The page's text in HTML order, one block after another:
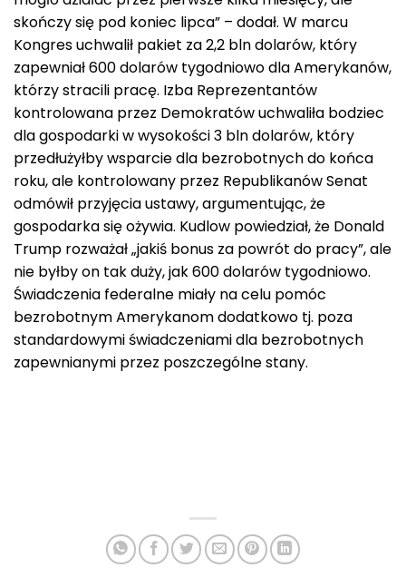
skończy się pod koniec lipca” – dodał. W marcu
Kongres uchwalił pakiet za 2,2 bln dolarów, który
zapewniał 600 dolarów tygodniowo dla Amerykanów,
którzy stracili pracę. Izba Reprezentantów
kontrolowana przez Demokratów uchwaliła bodziec
dla gospodarki w wysokości 3 bln dolarów, który
przedłużyłby wsparcie dla bezrobotnych do końca
roku, ale kontrolowany przez Republikanów Senat
odmówił przyjęcia ustawy, argumentując, że
gospodarka się ożywia. Kudlow powiedział, że Donald
Trump rozważał „jakiś bonus za powrót do pracy”, ale
nie byłby on tak duży, jak 600 dolarów tygodniowo.
Świadczenia federalne miały na celu pomóc
bezrobotnym Amerykanom dodatkowo tj. poza
standardowymi świadczeniami dla bezrobotnych
zapewnianymi przez poszczególne stany.